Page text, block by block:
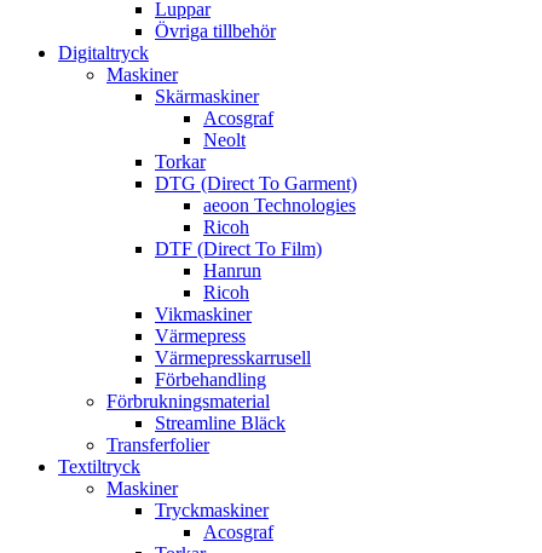
Luppar
Övriga tillbehör
Digitaltryck
Maskiner
Skärmaskiner
Acosgraf
Neolt
Torkar
DTG (Direct To Garment)
aeoon Technologies
Ricoh
DTF (Direct To Film)
Hanrun
Ricoh
Vikmaskiner
Värmepress
Värmepresskarrusell
Förbehandling
Förbrukningsmaterial
Streamline Bläck
Transferfolier
Textiltryck
Maskiner
Tryckmaskiner
Acosgraf